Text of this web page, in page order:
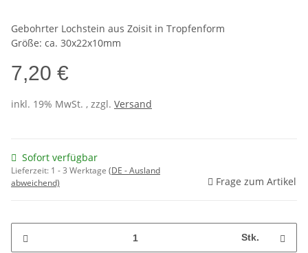
Gebohrter Lochstein aus Zoisit in Tropfenform
Größe: ca. 30x22x10mm
7,20 €
inkl. 19% MwSt. , zzgl. Versand
Sofort verfügbar
Lieferzeit: 1 - 3 Werktage (DE - Ausland
abweichend)
Frage zum Artikel
Stk.